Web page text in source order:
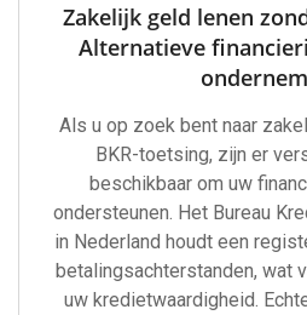
Zakelijk geld lenen
Alternatieve
Als u op zoek bent naar
BKR-toetsing, zijn er
beschikbaar om uw
ondersteunen. Het Bureau
in Nederland houdt een
betalingsachterstanden, wat
uw kredietwaardigheid.